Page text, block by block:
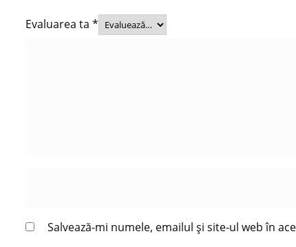
Evaluarea ta *
Salvează-mi numele, emailul și site-ul web în